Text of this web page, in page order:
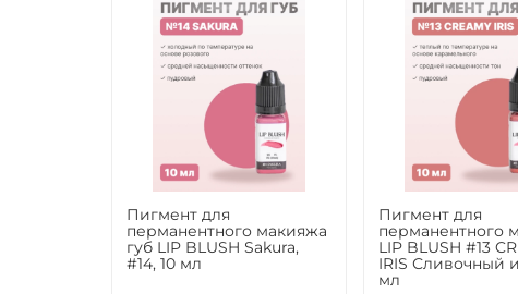
Пигмент для
перманентного макияжа
губ LIP BLUSH Sakura,
#14, 10 мл
Пигмент для
перманентного
LIP BLUSH #13
IRIS Сливочный
мл